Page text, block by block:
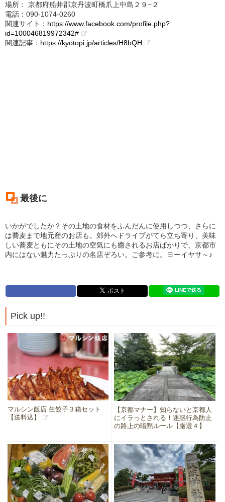
場所： 京都府船井郡京丹波町橋爪上中島２９−２
電話：090‐1074‐0260
関連サイト： https://www.facebook.com/profile.php?
id=100046819972342#
関連記事： https://kyotopi.jp/articles/H8bQH
最後に
いかがでしたか？その土地の食材をふんだんに使用しつつ、さらに
は蕎麦まで地元産のお店も。郊外へドライブがてら立ち寄り、美味
しい蕎麦ともにその土地の空気にも癒されるお店ばかりで、京都市
内にはない魅力たっぷりの名店ぞろい。ご参考に。ヨーイヤサ～♪
Pick up!!
マルシン飯店 生餃子３箱セット
【送料込】
【京都マナー】知らないと京都人
にイラっとされる！迷惑行為防止
の路上の暗黙ルール【厳選４】